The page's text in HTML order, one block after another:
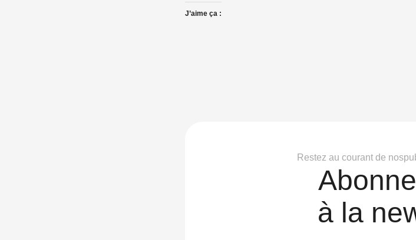
J’aime ça :
Restez au courant de
à la